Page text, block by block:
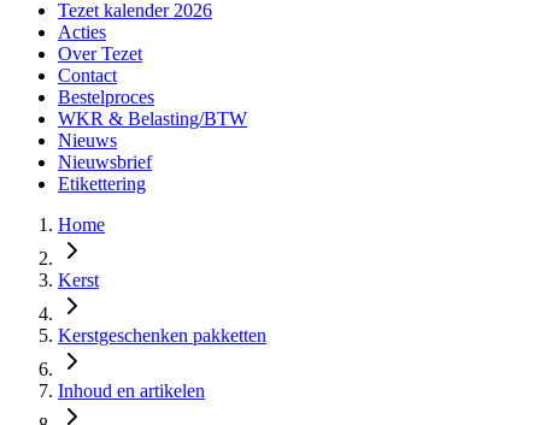
Tezet kalender 2026
Acties
Over Tezet
Contact
Bestelproces
WKR & Belasting/BTW
Nieuws
Nieuwsbrief
Etikettering
Home
Kerst
Kerstgeschenken pakketten
Inhoud en artikelen